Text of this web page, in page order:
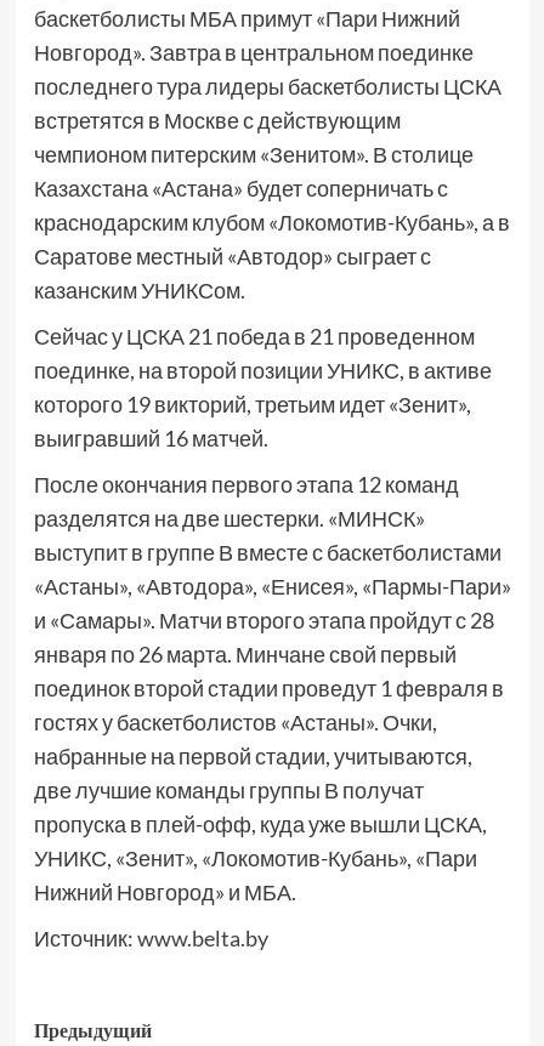
баскетболисты МБА примут «Пари Нижний
Новгород». Завтра в центральном поединке
последнего тура лидеры баскетболисты ЦСКА
встретятся в Москве с действующим
чемпионом питерским «Зенитом». В столице
Казахстана «Астана» будет соперничать с
краснодарским клубом «Локомотив-Кубань», а в
Саратове местный «Автодор» сыграет с
казанским УНИКСом.
Сейчас у ЦСКА 21 победа в 21 проведенном
поединке, на второй позиции УНИКС, в активе
которого 19 викторий, третьим идет «Зенит»,
выигравший 16 матчей.
После окончания первого этапа 12 команд
разделятся на две шестерки. «МИНСК»
выступит в группе В вместе с баскетболистами
«Астаны», «Автодора», «Енисея», «Пармы-Пари»
и «Самары». Матчи второго этапа пройдут с 28
января по 26 марта. Минчане свой первый
поединок второй стадии проведут 1 февраля в
гостях у баскетболистов «Астаны». Очки,
набранные на первой стадии, учитываются,
две лучшие команды группы В получат
пропуска в плей-офф, куда уже вышли ЦСКА,
УНИКС, «Зенит», «Локомотив-Кубань», «Пари
Нижний Новгород» и МБА.
Источник:www.belta.by
Предыдущий